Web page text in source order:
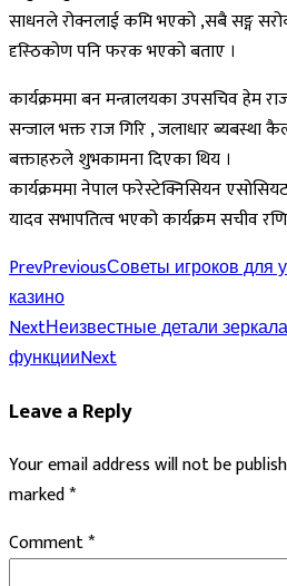
साधनले रोक्नलाई कमि भएको ,सबै सङ्ग
दृस्ठिकोण पनि फरक भएको बताए ।
कार्यक्रममा बन मन्त्रालयका उपसचिव हेम
सन्जाल भक्त राज गिरि , जलाधार ब्यबस्था
बक्ताहरुले शुभकामना दिएका थिय ।
कार्यक्रममा नेपाल फरेस्टेक्निसियन
यादव सभापतित्व भएको कार्यक्रम सचीव
PrevPreviousСоветы игроков для
казино
NextНеизвестные детали
функцииNext
Leave a Reply
Your email address will not be
marked*
Comment*